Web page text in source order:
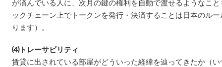
が済んでいる人に、次月の鍵の権利を自動で渡せるようなこ
ックチェーン上でトークンを発行・決済することは日本のル
ります）。
⑷トレーサビリティ
賃貸に出されている部屋がどういった経緯を辿ってきたか（